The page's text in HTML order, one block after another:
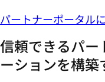
パートナーポータル
信頼できるパー
ーションを構築